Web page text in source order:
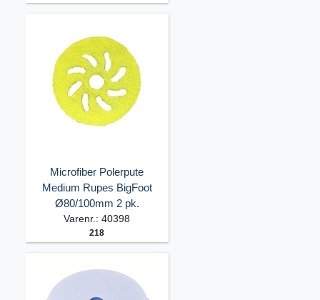
Microfiber Polerpute
Medium Rupes BigFoot
Ø80/100mm 2 pk.
Varenr.: 40398
218